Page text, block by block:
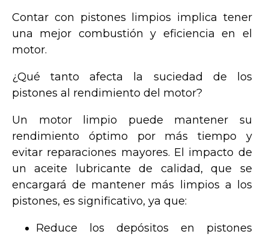
Contar con pistones limpios implica tener
una mejor combustión y eficiencia en el
motor.
¿Qué tanto afecta la suciedad de los
pistones al rendimiento del motor?
Un motor limpio puede mantener su
rendimiento óptimo por más tiempo y
evitar reparaciones mayores. El impacto de
un aceite lubricante de calidad, que se
encargará de mantener más limpios a los
pistones, es significativo, ya que:
Reduce los depósitos en pistones